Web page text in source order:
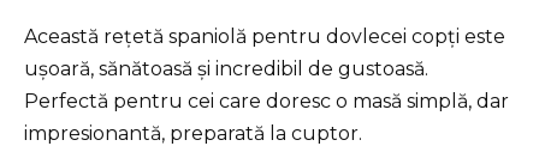
Această rețetă spaniolă pentru dovlecei copți este
ușoară, sănătoasă și incredibil de gustoasă.
Perfectă pentru cei care doresc o masă simplă, dar
impresionantă, preparată la cuptor.